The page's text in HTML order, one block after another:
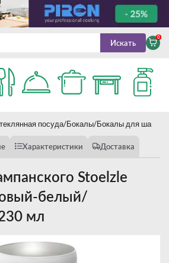
Искать
0
посуда Бокалы Бокалы для
Характеристики Доставка
Stoelzle
белый/
мл